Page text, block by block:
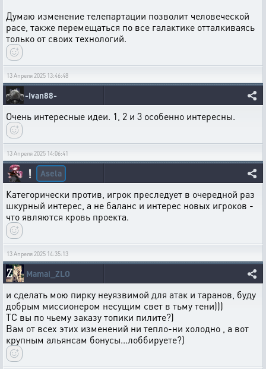
Думаю изменение телепартации позволит человеческой
расе, также перемещаться по все галактике отталкиваясь
только от своих технологий.
13 Апреля 2025 13:46:48
-Ivan88-
Очень интересные идеи. 1, 2 и 3 особенно интересны.
13 Апреля 2025 14:06:41
❕ Asela
Категорически против, игрок преследует в очередной раз
шкурный интерес, а не баланс и интерес новых игроков -
что являются кровь проекта.
13 Апреля 2025 14:35:13
Mamai_ZLO
и сделать мою пирку неуязвимой для атак и таранов, буду
добрым миссионером несущим свет в тьму тени)))
ТС вы по чьему заказу топики пилите?)
Вам от всех этих изменений ни тепло-ни холодно , а вот
крупным альянсам бонусы...лоббируете?)